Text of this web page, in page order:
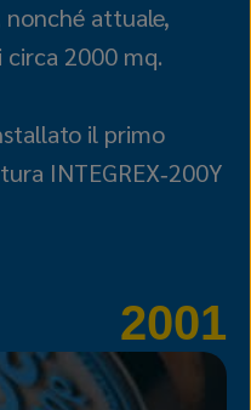
attuale,
2000 mq.
il primo
INTEGREX‑200Y
2001